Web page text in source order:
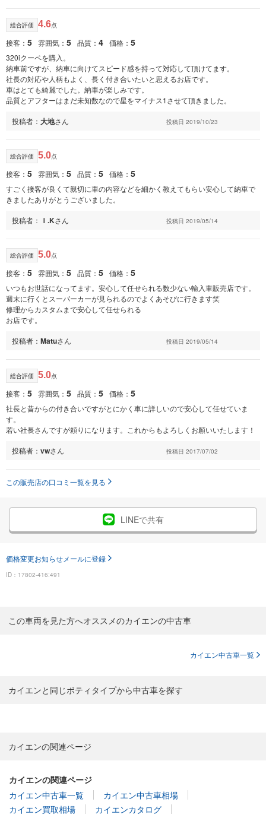
総合評価 4.6点
接客： 5 雰囲気： 5 品質： 4 価格： 5
320iクーペを購入。
納車前ですが、納車に向けてスピード感を持って対応して頂けてます。
社長の対応や人柄もよく、長く付き合いたいと思えるお店です。
車はとても綺麗でした。納車が楽しみです。
品質とアフターはまだ未知数なので星をマイナス1させて頂きました。
投稿者： 大地さん 投稿日 2019/10/23
総合評価 5.0点
接客： 5 雰囲気： 5 品質： 5 価格： 5
すごく接客が良くて親切に車の内容などを細かく教えてもらい安心して納車で
きましたありがとうございました。
投稿者： Ｉ.Kさん 投稿日 2019/05/14
総合評価 5.0点
接客： 5 雰囲気： 5 品質： 5 価格： 5
いつもお世話になってます。安心して任せられる数少ない輸入車販売店です。
週末に行くとスーパーカーが見られるのでよくあそびに行きます笑
修理からカスタムまで安心して任せられる
お店です。
投稿者： Matuさん 投稿日 2019/05/14
総合評価 5.0点
接客： 5 雰囲気： 5 品質： 5 価格： 5
社長と昔からの付き合いですがとにかく車に詳しいので安心して任せていま
す。
若い社長さんですが頼りになります。これからもよろしくお願いいたします！
投稿者： vwさん 投稿日 2017/07/02
この販売店の口コミ一覧を見る
LINEで共有
価格変更お知らせメールに登録
ID：17802-416:491
この車両を見た方へオススメのカイエンの中古車
カイエン中古車一覧
カイエンと同じボティタイプから中古車を探す
カイエンの関連ページ
カイエンの関連ページ
カイエン中古車一覧
カイエン中古車相場
カイエン買取相場
カイエンカタログ